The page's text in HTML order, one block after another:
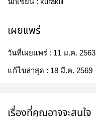
เผยแพร่
วันที่เผยแพร่ : 11 ม.ค. 2563
แก้ไขล่าสุด : 18 มี.ค. 2569
เรื่องที่คุณอาจจะสนใจ